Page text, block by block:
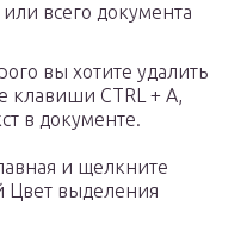
всего документа
вы хотите удалить
клавиши CTRL + A,
в документе.
и щелкните
Цвет выделения